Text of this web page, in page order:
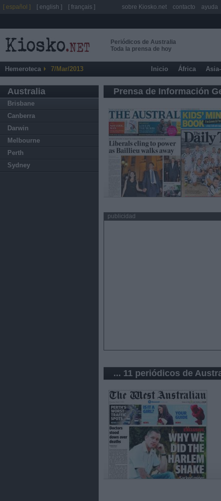
Periódicos de Australia
Toda la prensa de hoy
Hemeroteca 7/Mar/2013 Inicio África
Australia
Brisbane
Canberra
Darwin
Melbourne
Perth
Sydney
Prensa de Información
publicidad
... 11 periódicos de
[ español ] [ english ] [ français ] sobre Kiosko.net contacto ayuda